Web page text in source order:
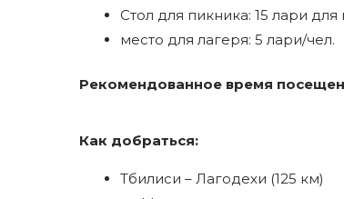
Стол для пикника: 15 лари
место для лагеря: 5 лари/чел.
Рекомендованное время
Как добраться:
Тбилиси – Лагодехи (125 км)